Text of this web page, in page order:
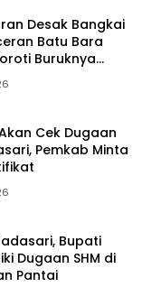
Desak Bangkai
Batu Bara
Buruknya
Cek Dugaan
Pemkab Minta
Bupati
Dugaan SHM di
Pantai